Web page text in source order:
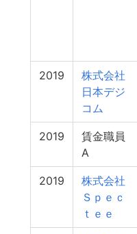
2019
株式会社
日本デジ
コム
2019
賃金職員
A
2019
株式会社
Ｓｐｅｃ
ｔｅｅ